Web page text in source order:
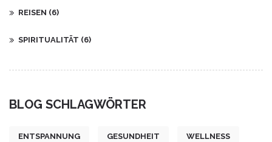
REISEN (6)
SPIRITUALITÄT (6)
BLOG SCHLAGWÖRTER
ENTSPANNUNG GESUNDHEIT WELLNESS